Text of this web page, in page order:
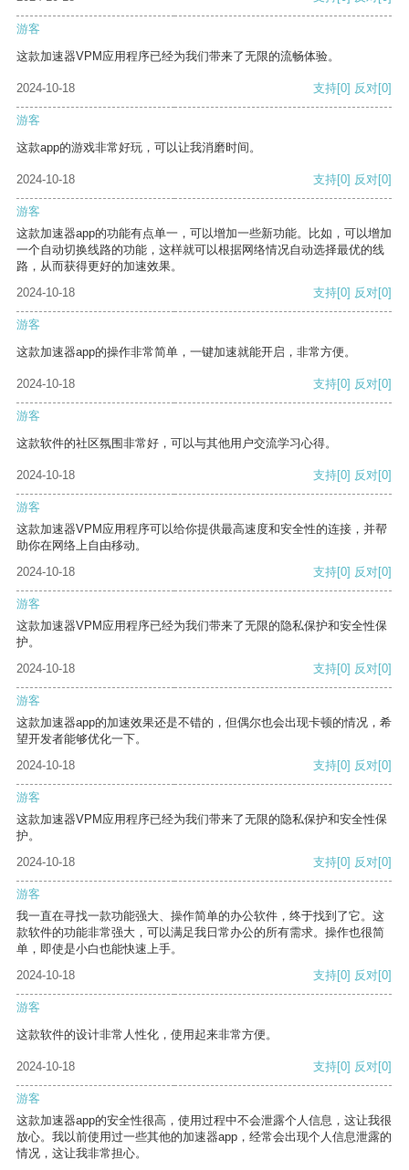
游客
这款加速器VPM应用程序已经为我们带来了无限的流畅体验。
2024-10-18 支持[0] 反对[0]
游客
这款app的游戏非常好玩，可以让我消磨时间。
2024-10-18 支持[0] 反对[0]
游客
这款加速器app的功能有点单一，可以增加一些新功能。比如，可以增加
一个自动切换线路的功能，这样就可以根据网络情况自动选择最优的线
路，从而获得更好的加速效果。
2024-10-18
支持[0] 反对[0]
游客
这款加速器app的操作非常简单，一键加速就能开启，非常方便。
2024-10-18 支持[0] 反对[0]
游客
这款软件的社区氛围非常好，可以与其他用户交流学习心得。
2024-10-18 支持[0] 反对[0]
游客
这款加速器VPM应用程序可以给你提供最高速度和安全性的连接，并帮
助你在网络上自由移动。
2024-10-18
支持[0] 反对[0]
游客
这款加速器VPM应用程序已经为我们带来了无限的隐私保护和安全性保
护。
2024-10-18
支持[0] 反对[0]
游客
这款加速器app的加速效果还是不错的，但偶尔也会出现卡顿的情况，希
望开发者能够优化一下。
2024-10-18
支持[0] 反对[0]
游客
这款加速器VPM应用程序已经为我们带来了无限的隐私保护和安全性保
护。
2024-10-18
支持[0] 反对[0]
游客
我一直在寻找一款功能强大、操作简单的办公软件，终于找到了它。这
款软件的功能非常强大，可以满足我日常办公的所有需求。操作也很简
单，即使是小白也能快速上手。
2024-10-18
支持[0] 反对[0]
游客
这款软件的设计非常人性化，使用起来非常方便。
2024-10-18 支持[0] 反对[0]
游客
这款加速器app的安全性很高，使用过程中不会泄露个人信息，这让我很
放心。我以前使用过一些其他的加速器app，经常会出现个人信息泄露的
情况，这让我非常担心。